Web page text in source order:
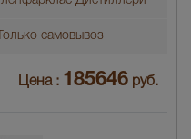
Только самовывоз
Цена : 185646 руб.